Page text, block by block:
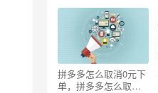
拼多多怎么取消0元下
单，拼多多怎么取消0